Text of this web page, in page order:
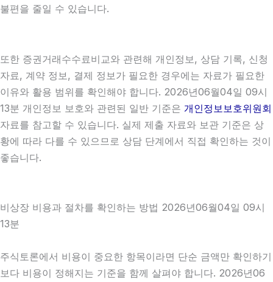
불편을 줄일 수 있습니다.
또한 증권거래수수료비교와 관련해 개인정보, 상담 기록, 신청
자료, 계약 정보, 결제 정보가 필요한 경우에는 자료가 필요한
이유와 활용 범위를 확인해야 합니다. 2026년06월04일 09시
13분 개인정보 보호와 관련된 일반 기준은 개인정보보호위원회
자료를 참고할 수 있습니다. 실제 제출 자료와 보관 기준은 상
황에 따라 다를 수 있으므로 상담 단계에서 직접 확인하는 것이
좋습니다.
비상장 비용과 절차를 확인하는 방법 2026년06월04일 09시
13분
주식토론에서 비용이 중요한 항목이라면 단순 금액만 확인하기
보다 비용이 정해지는 기준을 함께 살펴야 합니다. 2026년06